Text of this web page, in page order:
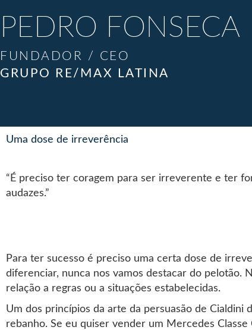
PEDRO FONSECA
FUNDADOR / CEO
GRUPO RE/MAX LATINA
Uma dose de irreverência
“É preciso ter coragem para ser irreverente e ter
audazes.”
Para ter sucesso é preciso uma certa dose de
diferenciar, nunca nos vamos destacar do pelotão.
relação a regras ou a situações estabelecidas.
Um dos princípios da arte da persuasão de
rebanho. Se eu quiser vender um Mercedes